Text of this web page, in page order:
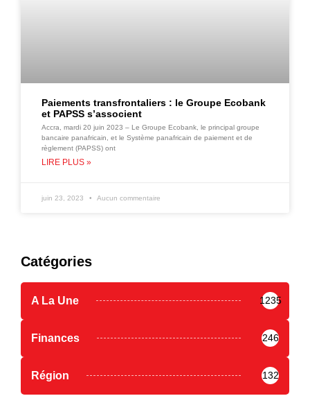
Paiements transfrontaliers : le Groupe Ecobank
et PAPSS s’associent
Accra, mardi 20 juin 2023 – Le Groupe Ecobank, le principal groupe
bancaire panafricain, et le Système panafricain de paiement et de
règlement (PAPSS) ont
LIRE PLUS »
juin 23, 2023 Aucun commentaire
Catégories
A La Une 1235
Finances 246
Région 132